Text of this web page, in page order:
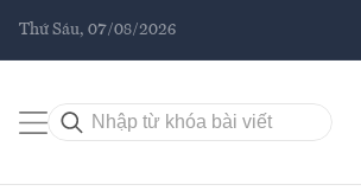
Thứ Sáu, 07/08/2026